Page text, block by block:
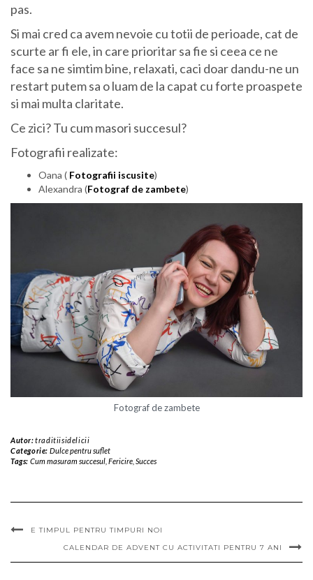
pas.
Si mai cred ca avem nevoie cu totii de perioade, cat de
scurte ar fi ele, in care prioritar sa fie si ceea ce ne
face sa ne simtim bine, relaxati, caci doar dandu-ne un
restart putem sa o luam de la capat cu forte proaspete
si mai multa claritate.
Ce zici? Tu cum masori succesul?
Fotografii realizate:
Oana ( Fotografii iscusite)
Alexandra (Fotograf de zambete)
Fotograf de zambete
Autor:traditiisidelicii
Categorie: Dulce pentru suflet
Tags: Cum masuram succesul, Fericire, Succes
E TIMPUL PENTRU TIMPURI NOI
CALENDAR DE ADVENT CU ACTIVITATI PENTRU 7 ANI